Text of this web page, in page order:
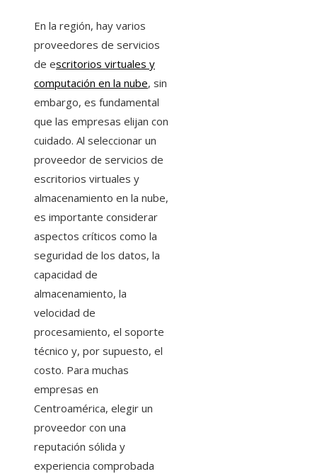
En la región, hay varios
proveedores de servicios
de escritorios virtuales y
computación en la nube, sin
embargo, es fundamental
que las empresas elijan con
cuidado. Al seleccionar un
proveedor de servicios de
escritorios virtuales y
almacenamiento en la nube,
es importante considerar
aspectos críticos como la
seguridad de los datos, la
capacidad de
almacenamiento, la
velocidad de
procesamiento, el soporte
técnico y, por supuesto, el
costo. Para muchas
empresas en
Centroamérica, elegir un
proveedor con una
reputación sólida y
experiencia comprobada